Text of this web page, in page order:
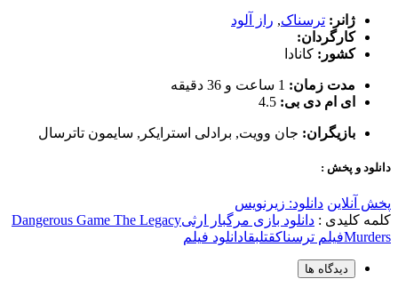
ژانر: ترسناک, راز آلود
کارگردان:
کشور: کانادا
مدت زمان: 1 ساعت و 36 دقیقه
ای ام دی بی: 4.5
بازیگران: جان وویت, برادلی استرایکر , سایمون تاترسال
دانلود و پخش :
پخش آنلاین دانلود: زیرنویس
کلمه کلیدی : دانلود بازی مرگبار ارثیDangerous Game The Legacy
Murdersفیلم ترسناکقتلبقادانلود فیلم
دیدگاه ها